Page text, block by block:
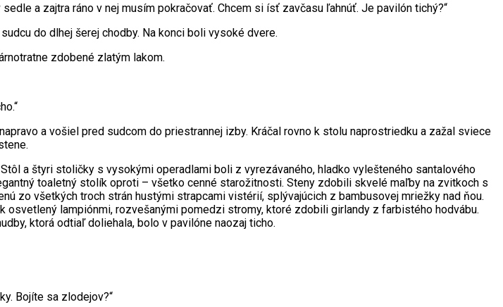
a zajtra ráno v nej musím pokračovať. Chcem si ísť zavčasu ľahnúť. Je pavilón tichý?“
do dlhej šerej chodby. Na konci boli vysoké dvere.
zdobené zlatým lakom.
a vošiel pred sudcom do priestrannej izby. Kráčal rovno k stolu naprostriedku a zažal sviece
a štyri stoličky s vysokými operadlami boli z vyrezávaného, hladko vylešteného santalového
toaletný stolík oproti – všetko cenné starožitnosti. Steny zdobili skvelé maľby na zvitkoch s
zo všetkých troch strán hustými strapcami vistérií, splývajúcich z bambusovej mriežky nad ňou.
lampiónmi, rozvešanými pomedzi stromy, ktoré zdobili girlandy z farbistého hodvábu.
ktorá odtiaľ doliehala, bolo v pavilóne naozaj ticho.
Bojíte sa zlodejov?“